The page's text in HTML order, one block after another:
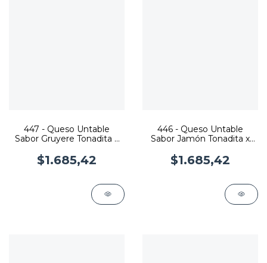
447 - Queso Untable
Sabor Gruyere Tonadita x
$1.685,42
446 - Queso Untable
Sabor Jamón Tonadita x
$1.685,42